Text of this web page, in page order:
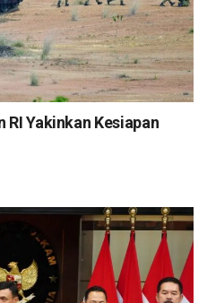
RI Yakinkan Kesiapan